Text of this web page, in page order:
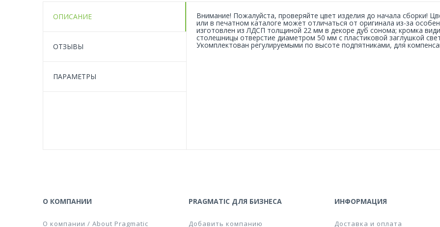
ОПИСАНИЕ
ОТЗЫВЫ
ПАРАМЕТРЫ
Внимание! Пожалуйста, проверяйте цвет изделия до начала сборки!
или в печатном каталоге может отличаться от оригинала из-за
изготовлен из ЛДСП толщиной 22 мм в декоре дуб сонома; кромка
столешницы отверстие диаметром 50 мм с пластиковой заглушкой
Укомплектован регулируемыми по высоте подпятниками, для
О КОМПАНИИ
О компании / About Pragmatic
PRAGMATIC ДЛЯ БИЗНЕСА
Добавить компанию
ИНФОРМАЦИЯ
Доставка и оплата